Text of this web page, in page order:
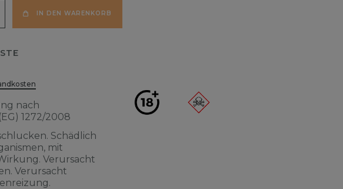
IN DEN WARENKORB
nach
1272/2008
Schädlich
mit
Verursacht
Verursacht